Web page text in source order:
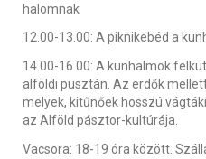
halomnak
12.00-13.00: A piknikebéd a
14.00-16.00: A kunhalmok
alföldi pusztán. Az erdők
melyek, kitűnőek hosszú
az Alföld pásztor-kultúrája.
Vacsora: 18-19 óra között.